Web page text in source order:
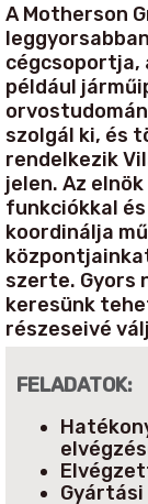
A Motherson
cégcsoportja,
például
szolgál ki, és
rendelkezik
jelen. Az
funkciókkal
koordinálja
szerte. Gyors
keresünk
részeseivé
FELADATOK: